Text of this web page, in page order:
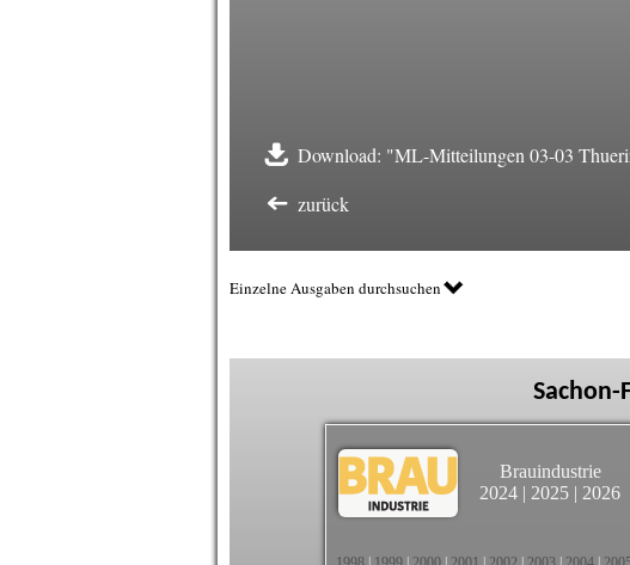
Download: "ML-Mitteilungen 03-03
zurück
Einzelne Ausgaben durchsuchen
Sachon-
Brauindustrie
2024 | 2025 | 2026